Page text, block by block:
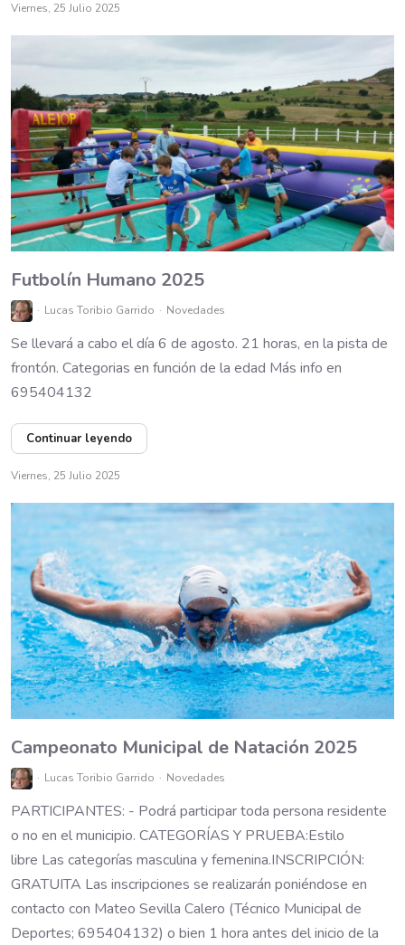
Viernes, 25 Julio 2025
Futbolín Humano 2025
Lucas Toribio Garrido Novedades
Se llevará a cabo el día 6 de agosto. 21 horas, en la pista de
frontón. Categorias en función de la edad Más info en
695404132
Continuar leyendo
Viernes, 25 Julio 2025
Campeonato Municipal de Natación 2025
Lucas Toribio Garrido Novedades
PARTICIPANTES: - Podrá participar toda persona residente
o no en el municipio. CATEGORÍAS Y PRUEBA:Estilo
libre Las categorías masculina y femenina.INSCRIPCIÓN:
GRATUITA Las inscripciones se realizarán poniéndose en
contacto con Mateo Sevilla Calero (Técnico Municipal de
Deportes; 695404132) o bien 1 hora antes del inicio de la